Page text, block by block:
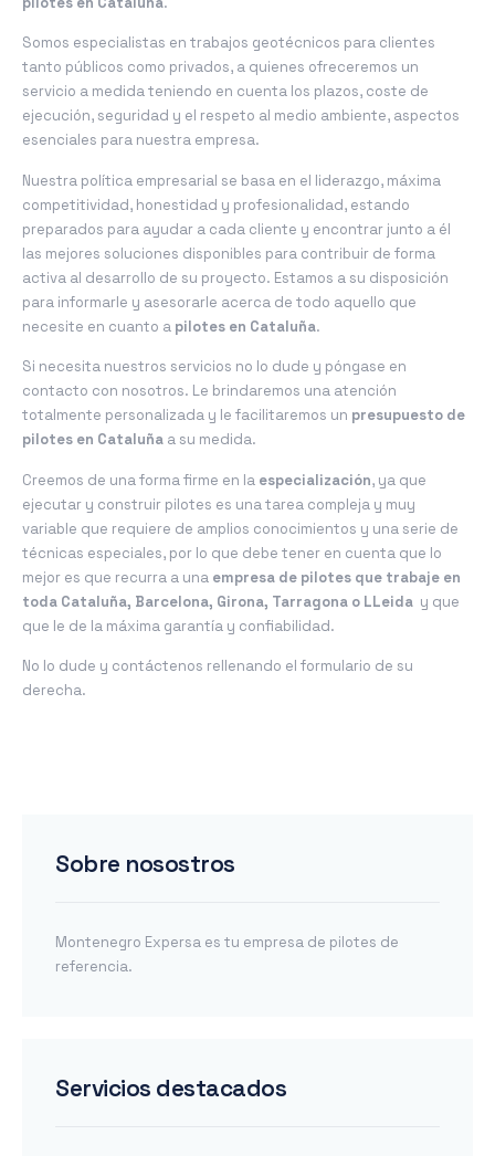
Somos especialistas en trabajos geotécnicos para clientes
tanto públicos como privados, a quienes ofreceremos un
servicio a medida teniendo en cuenta los plazos, coste de
ejecución, seguridad y el respeto al medio ambiente, aspectos
esenciales para nuestra empresa.
Nuestra política empresarial se basa en el liderazgo, máxima
competitividad, honestidad y profesionalidad, estando
preparados para ayudar a cada cliente y encontrar junto a él
las mejores soluciones disponibles para contribuir de forma
activa al desarrollo de su proyecto. Estamos a su disposición
para informarle y asesorarle acerca de todo aquello que
necesite en cuanto a pilotes en Cataluña.
Si necesita nuestros servicios no lo dude y póngase en
contacto con nosotros. Le brindaremos una atención
totalmente personalizada y le facilitaremos un presupuesto de
pilotes en Cataluña a su medida.
Creemos de una forma firme en la especialización, ya que
ejecutar y construir pilotes es una tarea compleja y muy
variable que requiere de amplios conocimientos y una serie de
técnicas especiales, por lo que debe tener en cuenta que lo
mejor es que recurra a una empresa de pilotes que trabaje en
toda Cataluña, Barcelona, Girona, Tarragona o LLeida y que
que le de la máxima garantía y confiabilidad.
No lo dude y contáctenos rellenando el formulario de su
derecha.
Sobre nosostros
Montenegro Expersa es tu empresa de pilotes de
referencia.
Servicios destacados